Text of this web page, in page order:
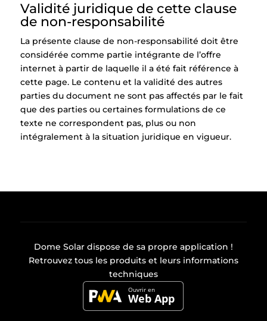
Validité juridique de cette clause
de non-responsabilité
La présente clause de non-responsabilité doit être
considérée comme partie intégrante de l’offre
internet à partir de laquelle il a été fait référence à
cette page. Le contenu et la validité des autres
parties du document ne sont pas affectés par le fait
que des parties ou certaines formulations de ce
texte ne correspondent pas, plus ou non
intégralement à la situation juridique en vigueur.
Dome Solar dispose de sa propre application !
Retrouvez tous les produits et leurs informations
techniques